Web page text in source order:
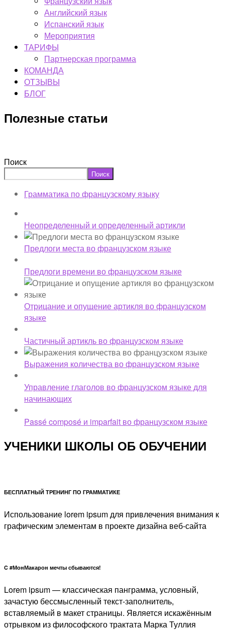
Английский язык
Испанский язык
Мероприятия
ТАРИФЫ
Партнерская программа
КОМАНДА
ОТЗЫВЫ
БЛОГ
Полезные статьи
Поиск
Поиск
Грамматика по французскому языку
Неопределенный и определенный артикли
Предлоги места во французском языке
Предлоги времени во французском языке
Отрицание и опущение артикля во французском
языке
Частичный артикль во французском языке
Выражения количества во французском языке
Управление глаголов во французском языке для
начинающих
Passé composé и imparfait во французском языке
УЧЕНИКИ ШКОЛЫ ОБ ОБУЧЕНИИ
БЕСПЛАТНЫЙ ТРЕНИНГ ПО ГРАММАТИКЕ
Использование lorem ipsum для привлечения внимания к
графическим элементам в проекте дизайна веб-сайта
C #МонМакарон мечты сбываются!
Lorem ipsum — классическая панграмма, условный,
зачастую бессмысленный текст-заполнитель,
вставляемый в макет страницы. Является искажённым
отрывком из философского трактата Марка Туллия